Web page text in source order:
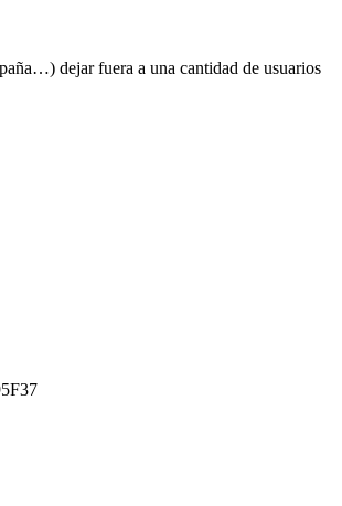
dejar fuera a una cantidad de usuarios